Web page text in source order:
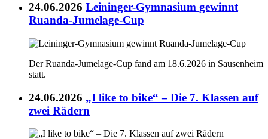
24.06.2026 Leininger-Gymnasium gewinnt
Ruanda-Jumelage-Cup
Der Ruanda-Jumelage-Cup fand am 18.6.2026 in Sausenheim
statt.
24.06.2026 „I like to bike“ – Die 7. Klassen auf
zwei Rädern